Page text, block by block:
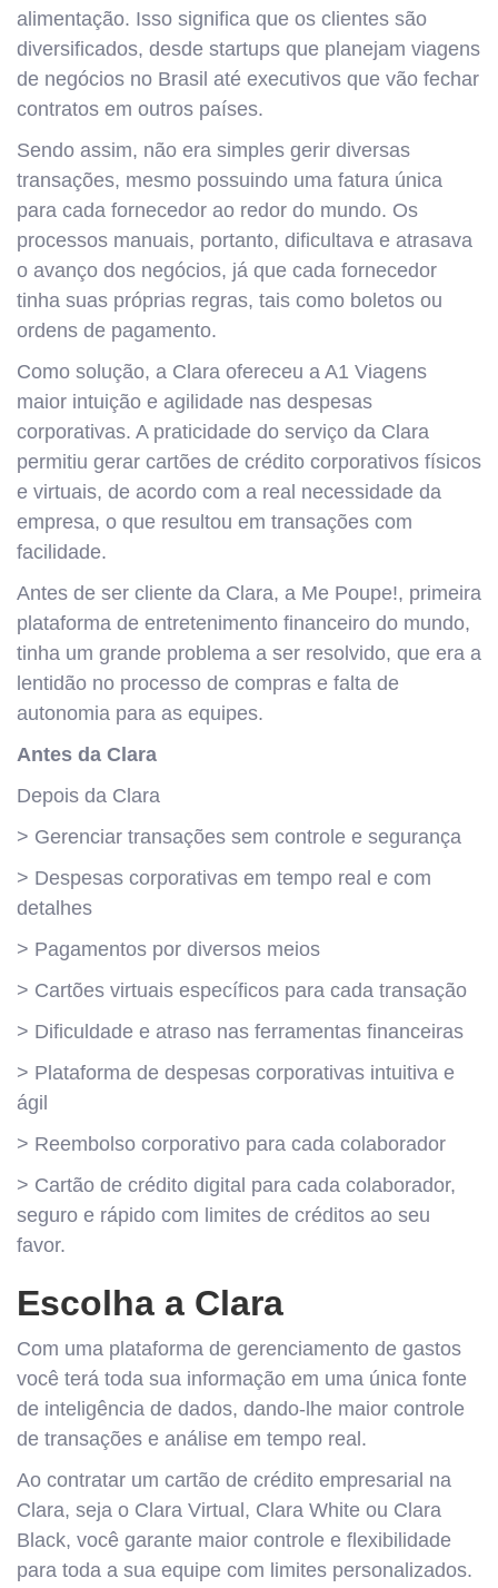
alimentação. Isso significa que os clientes são
diversificados, desde startups que planejam viagens
de negócios no Brasil até executivos que vão fechar
contratos em outros países.
Sendo assim, não era simples gerir diversas
transações, mesmo possuindo uma fatura única
para cada fornecedor ao redor do mundo. Os
processos manuais, portanto, dificultava e atrasava
o avanço dos negócios, já que cada fornecedor
tinha suas próprias regras, tais como boletos ou
ordens de pagamento.
Como solução, a Clara ofereceu a A1 Viagens
maior intuição e agilidade nas despesas
corporativas. A praticidade do serviço da Clara
permitiu gerar cartões de crédito corporativos físicos
e virtuais, de acordo com a real necessidade da
empresa, o que resultou em transações com
facilidade.
Antes de ser cliente da Clara, a Me Poupe!, ​​primeira
plataforma de entretenimento financeiro do mundo,
tinha um grande problema a ser resolvido, que era a
lentidão no processo de compras e falta de
autonomia para as equipes.
Antes da Clara
Depois da Clara
> Gerenciar transações sem controle e segurança
> Despesas corporativas em tempo real e com
detalhes
> Pagamentos por diversos meios
> Cartões virtuais específicos para cada transação
> Dificuldade e atraso nas ferramentas financeiras
> Plataforma de despesas corporativas intuitiva e
ágil
> Reembolso corporativo para cada colaborador
> Cartão de crédito digital para cada colaborador,
seguro e rápido com limites de créditos ao seu
favor.
Escolha a Clara
Com uma plataforma de gerenciamento de gastos
você terá toda sua informação em uma única fonte
de inteligência de dados, dando-lhe maior controle
de transações e análise em tempo real.
Ao contratar um cartão de crédito empresarial na
Clara, seja o Clara Virtual, Clara White ou Clara
Black, você garante maior controle e flexibilidade
para toda a sua equipe com limites personalizados.